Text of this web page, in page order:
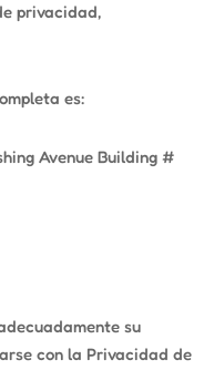
privacidad,
es:
Avenue Building #
su
con la Privacidad de